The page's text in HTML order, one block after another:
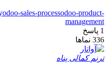
odoo-sales-processodoo-product-
management
1 پاسخ
336 نماها
ترنم کمالی پناه